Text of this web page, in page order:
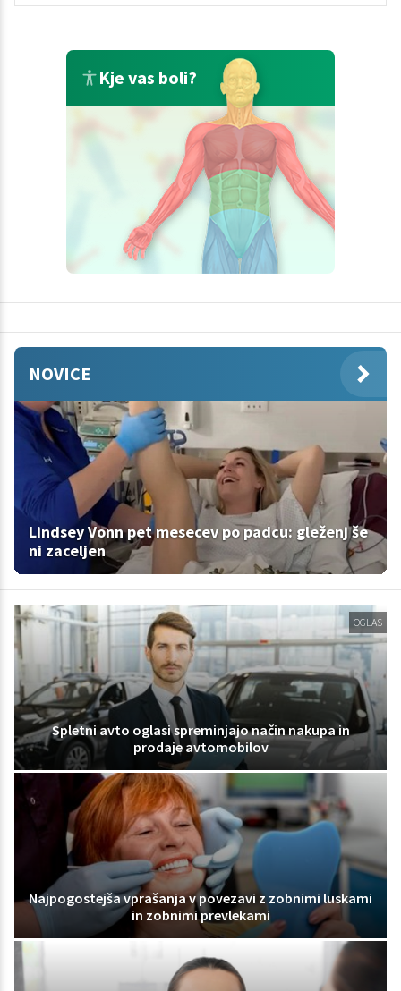
Kje vas boli?
NOVICE
Lindsey Vonn pet mesecev po padcu: gleženj še
ni zaceljen
OGLAS
Spletni avto oglasi spreminjajo način nakupa in
prodaje avtomobilov
Najpogostejša vprašanja v povezavi z zobnimi luskami
in zobnimi prevlekami